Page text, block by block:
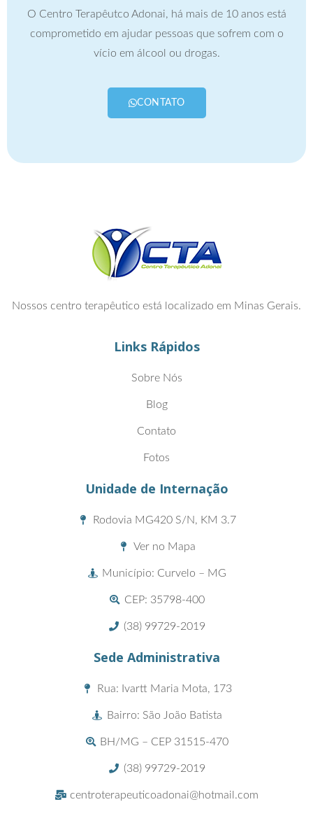
O Centro Terapêutco Adonai, há mais de 10 anos está
comprometido em ajudar pessoas que sofrem com o
vício em álcool ou drogas.
CONTATO
Nossos centro terapêutico está localizado em Minas Gerais.
Links Rápidos
Sobre Nós
Blog
Contato
Fotos
Unidade de Internação
Rodovia MG420 S/N, KM 3.7
Ver no Mapa
Município: Curvelo – MG
CEP: 35798-400
(38) 99729-2019
Sede Administrativa
Rua: Ivartt Maria Mota, 173
Bairro: São João Batista
BH/MG – CEP 31515-470
(38) 99729-2019
centroterapeuticoadonai@hotmail.com